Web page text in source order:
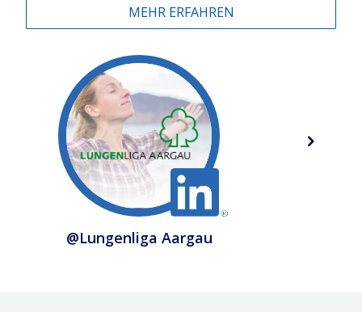
MEHR ERFAHREN
@Lungenliga Aargau